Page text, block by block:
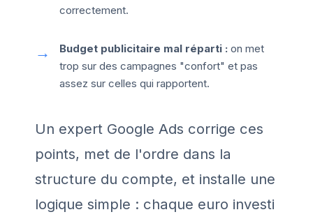
correctement.
Budget publicitaire mal réparti : on met
trop sur des campagnes "confort" et pas
assez sur celles qui rapportent.
Un expert Google Ads corrige ces
points, met de l'ordre dans la
structure du compte, et installe une
logique simple : chaque euro investi